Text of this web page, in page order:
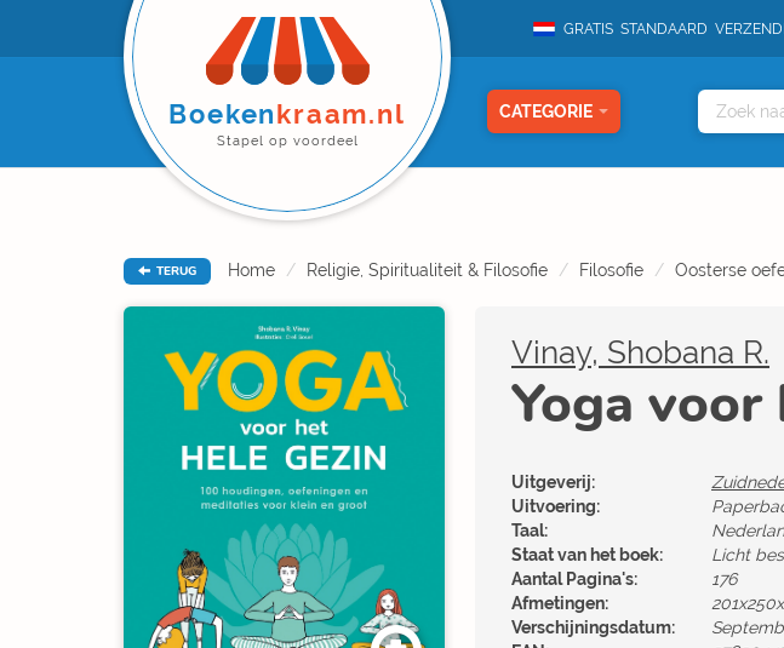
GRATIS STANDAARD
Boekenkraam.nl
Stapel op voordeel
CATEGORIE
TERUG Home Religie, Spiritualiteit & Filosofie Filosofie Oosterse
Vinay, Shobana R.
Yoga voor
Uitgeverij:
Uitvoering:
Taal:
Staat van het boek:
Licht
Aantal Pagina's:
176
Afmetingen:
Verschijningsdatum: